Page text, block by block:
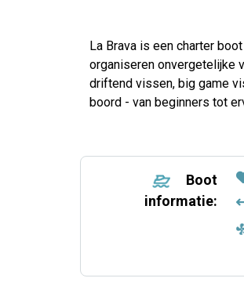
La Brava is een charter
organiseren onvergetelijke
driftend vissen, big game
boord - van beginners tot
Boot
informatie: